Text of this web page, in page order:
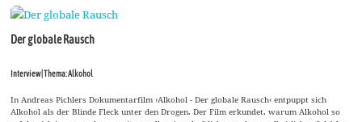
Der globale Rausch
Interview | Thema: Alkohol
In Andreas Pichlers Dokumentarfilm ›Alkohol - Der globale Rausch‹ entpuppt sich
Alkohol als der Blinde Fleck unter den Drogen. Der Film erkundet, warum Alkohol so